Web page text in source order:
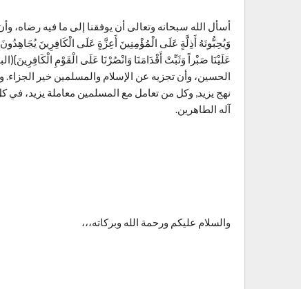
أسأل الله سبحانه وتعالى أن يوفقنا إلى ما فيه رضاه،
الحسين، وأن تجزيه عن الإسلام والمسلمين خير
نهج يزيد, وكل من تعامل مع المسلمين معاملة يزيد، في
آله الطاهرين.
والسلام عليكم ورحمة الله وبركاته،،،